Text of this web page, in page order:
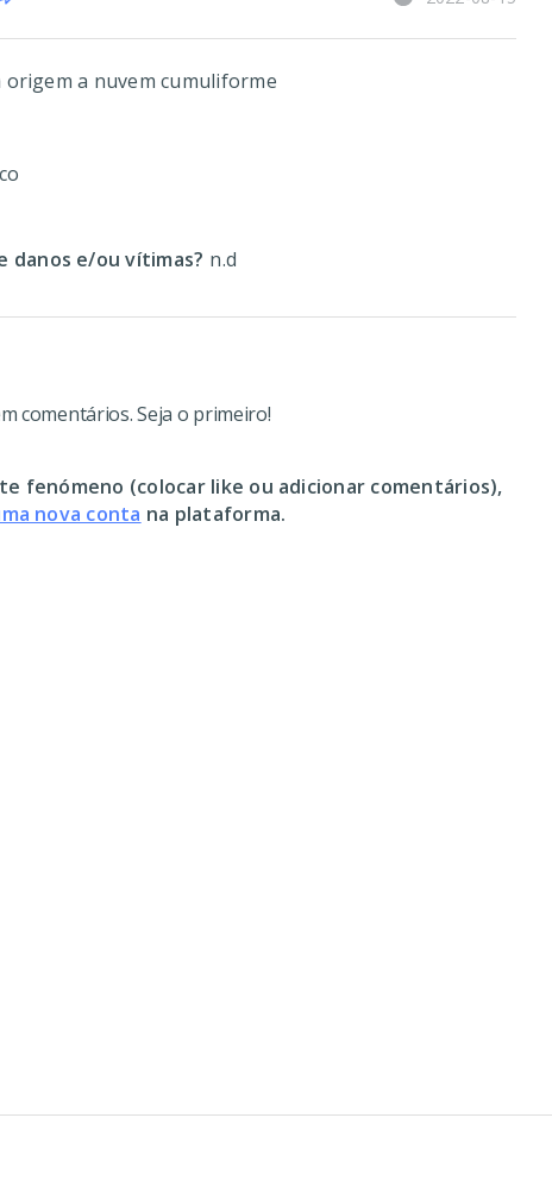
origem a nuvem cumuliforme
danos e/ou vítimas? n.d
comentários. Seja o primeiro!
fenómeno (colocar like ou adicionar comentários),
nova conta na plataforma.